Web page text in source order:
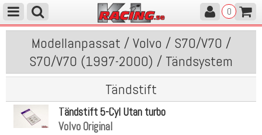
0
Modellanpassat / Volvo / S70/V70 /
S70/V70 (1997-2000) / Tändsystem
Tändstift
Tändstift 5-Cyl Utan turbo
Volvo Original